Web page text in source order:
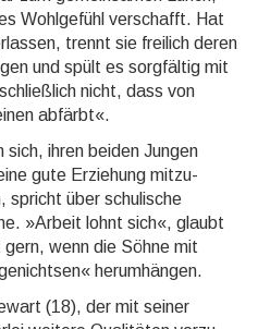
Wohl­gefühl verschafft. Hat
trennt sie freilich deren
und spült es sorg­fältig mit
nicht, dass von
abfärbt«.
sich, ihren beiden Jungen
gute Erziehung mitzu­
spricht über schulische
»Arbeit lohnt sich«, glaubt
wenn die Söhne mit
herumhängen.
(18), der mit seiner